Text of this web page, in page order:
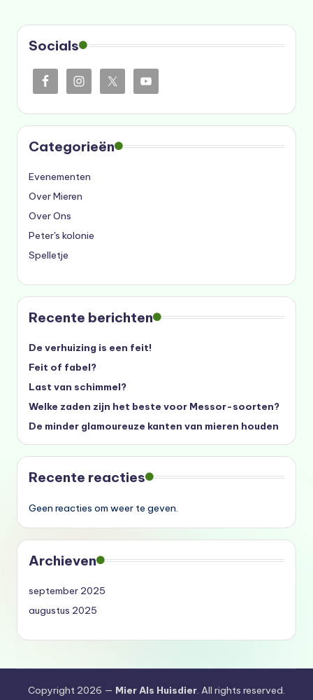
paginering
Socials
Categorieën
Evenementen
Over Mieren
Over Ons
Peter's kolonie
Spelletje
Recente berichten
De verhuizing is een feit!
Feit of fabel?
Last van schimmel?
Welke zaden zijn het beste voor Messor-soorten?
De minder glamoureuze kanten van mieren houden
Recente reacties
Geen reacties om weer te geven.
Archieven
september 2025
augustus 2025
Copyright 2026 — Mier Als Huisdier. All rights reserved.